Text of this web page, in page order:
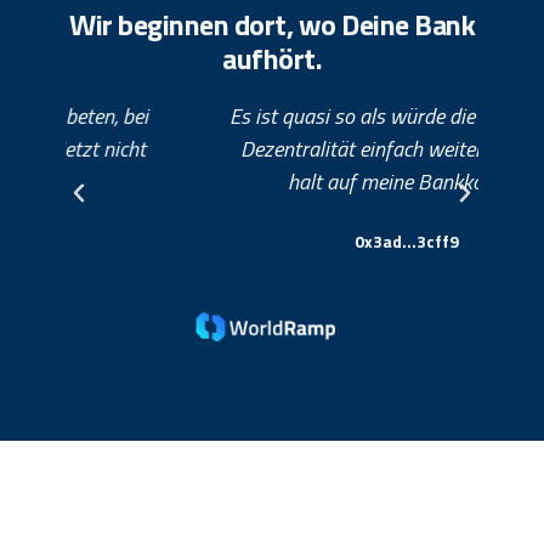
Wir beginnen dort, wo Deine Bank
aufhört.
Es ist quasi so als würde die grenzenlose
Dezentralität einfach weitergehen, nur
halt auf meine Bankkonten.